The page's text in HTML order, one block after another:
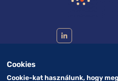
Cookies
Cookie-kat használunk, hogy